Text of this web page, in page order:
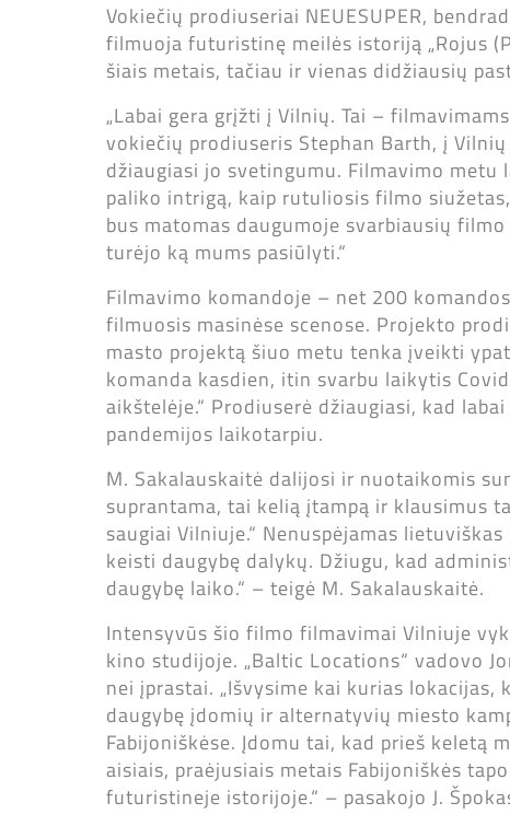
Vokiečių prodiuseriai NEUESUPER,
filmuoja futuristinę meilės istoriją „Rojus
šiais metais, tačiau ir vienas didžiausių
„Labai gera grįžti į Vilnių. Tai –
vokiečių prodiuseris Stephan Barth, į
džiaugiasi jo svetingumu. Filmavimo
paliko intrigą, kaip rutuliosis filmo
bus matomas daugumoje svarbiausių
turėjo ką mums pasiūlyti.“
Filmavimo komandoje – net 200
filmuosis masinėse scenose. Projekto
masto projektą šiuo metu tenka įveikti
komanda kasdien, itin svarbu laikytis
aikštelėje.“ Prodiuserė džiaugiasi, kad
pandemijos laikotarpiu.
M. Sakalauskaitė dalijosi ir nuotaikomis
suprantama, tai kelią įtampą ir klausimus
saugiai Vilniuje.“ Nenuspėjamas
keisti daugybę dalykų. Džiugu, kad
daugybę laiko.“ – teigė M. Sakalauskaitė.
Intensyvūs šio filmo filmavimai Vilniuje
kino studijoje. „Baltic Locations“ vadovo
nei įprastai. „Išvysime kai kurias
daugybę įdomių ir alternatyvių miesto
Fabijoniškėse. Įdomu tai, kad prieš keletą
aisiais, praėjusiais metais Fabijoniškės
futuristineje istorijoje.“ – pasakojo J.